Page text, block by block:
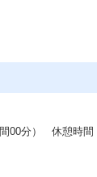
00分） 休憩時間